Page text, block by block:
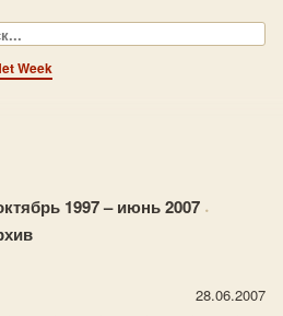
Week
1997 – июнь 2007 ·
28.06.2007